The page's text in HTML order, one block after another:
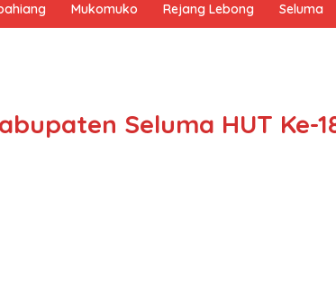
Mukomuko Rejang Lebong Seluma
Seluma HUT Ke-